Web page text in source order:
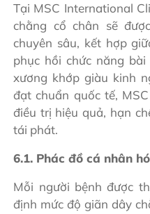
Tại MSC International
chằng cổ chân sẽ
chuyên sâu, kết hợp
phục hồi chức năng
xương khớp giàu kinh
đạt chuẩn quốc tế,
điều trị hiệu quả, hạn
tái phát.
6.1. Phác đồ cá nhân
Mỗi người bệnh được
định mức độ giãn dây